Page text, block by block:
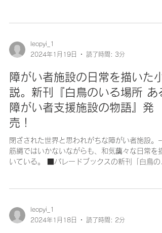
leopyi_1
2024年1月19日
読了時間: 3分
障がい者施設の日常を描いた小
説。新刊『白鳥のいる場所 あ
障がい者支援施設の物語』発
売！
閉ざされた世界と思われがちな障がい者施設。一
筋縄ではいかないながらも、和気藹々な日常を描
いている。 ■パレードブックスの新刊「白鳥の
leopyi_1
2024年1月18日
読了時間: 2分